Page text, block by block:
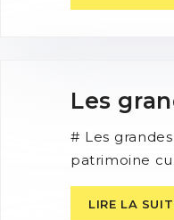
Les
# Les
patrimoine
LIRE LA